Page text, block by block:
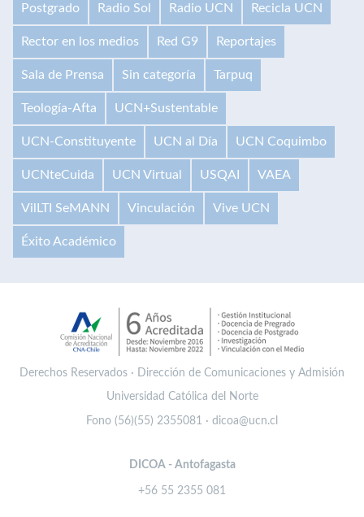
Postgrado Radio Sol Radio UCN Recicla UCN
Rector en los medios Red G9 Reportajes
Sala de Prensa Sin categoría Tarpuq
Teología-Afta UCN+Sustentable
UCN-Constituyente UCN al Día UCN Coquimbo
UCNteCuida UCN Virtual USQAI VAEA
VilLTI SeMANN Vinculación Vive UCN
Éxito Académico
Derechos Reservados · Dirección de Comunicaciones y Admisión
Universidad Católica del Norte
Fono (56)(55) 2355081 · dicoa@ucn.cl
DICOA - Antofagasta
+56 55 2355 081